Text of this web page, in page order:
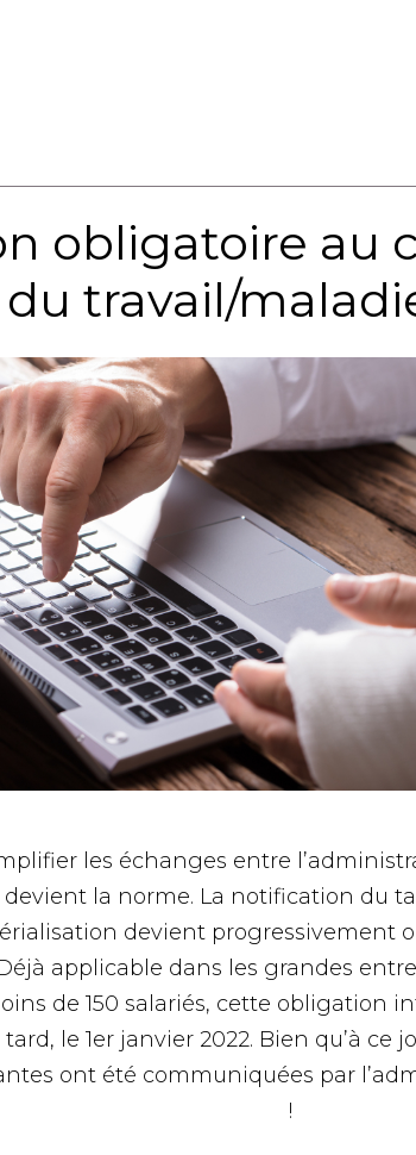
obligatoire au
travail/
les échanges entre
la norme. La notification du
devient progressivement
applicable dans les grandes
de 150 salariés, cette obligation
le 1er janvier 2022. Bien qu’à ce
ont été communiquées par
!